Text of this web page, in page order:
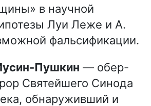
в научной
Луи Леже и А.
фальсификации.
Пушкин — обер-
Святейшего Синода
обнаруживший и